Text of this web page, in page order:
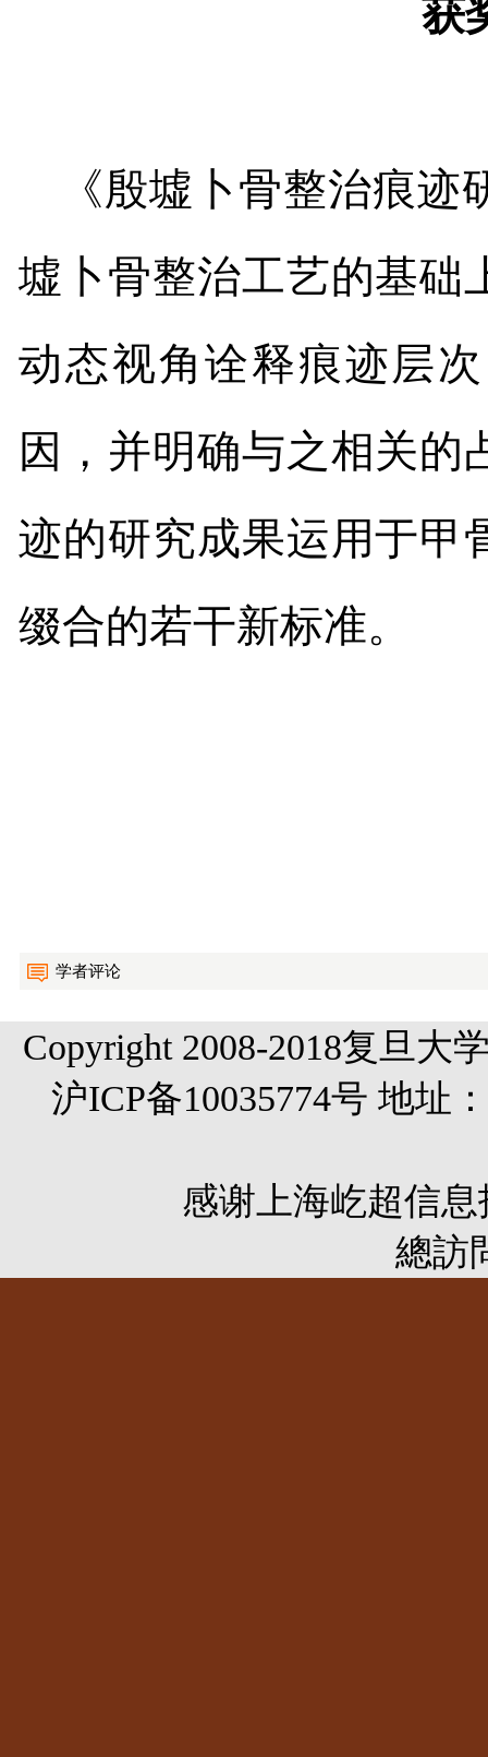
获
《殷墟卜骨整治痕
墟卜骨整治工艺的基础
动态视角诠释痕迹层
因，并明确与之相关的
迹的研究成果运用于甲
缀合的若干新标准。
学者评论
Copyright 2008-2018复旦大
沪ICP备10035774号 地址
感谢 上海屹超信
總訪